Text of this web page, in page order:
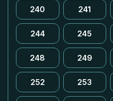
240 241
244 245
248 249
252 253